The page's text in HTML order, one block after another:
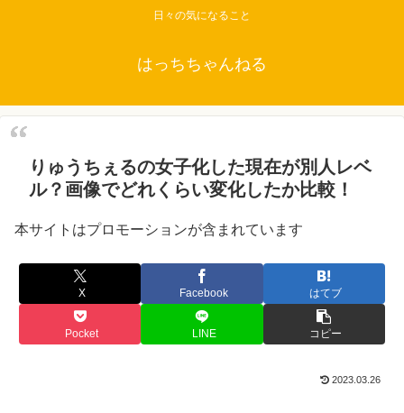
日々の気になること
はっちちゃんねる
りゅうちぇるの女子化した現在が別人レベ
ル？画像でどれくらい変化したか比較！
本サイトはプロモーションが含まれています
X Facebook はてブ
Pocket LINE コピー
2023.03.26